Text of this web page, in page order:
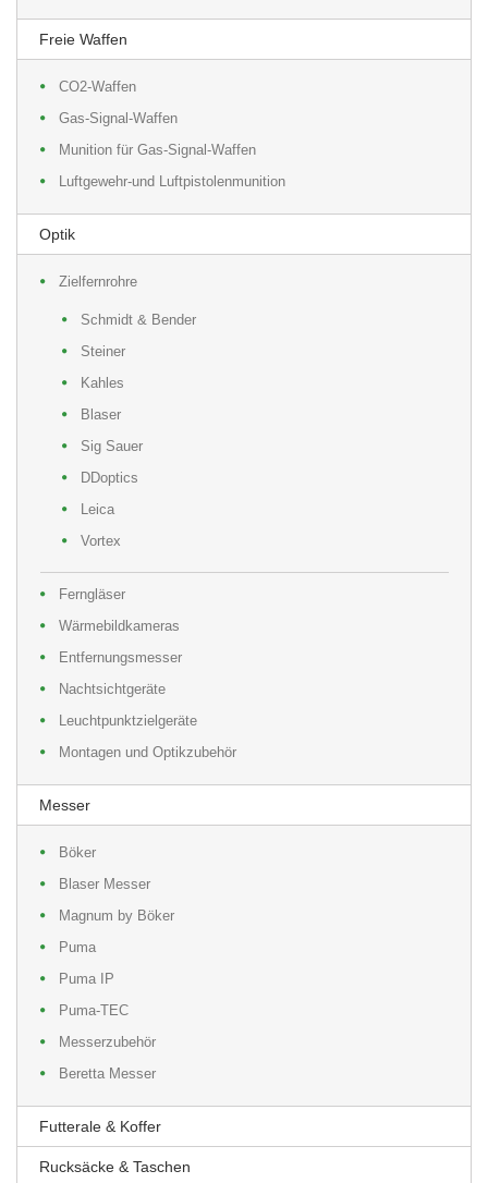
Freie Waffen
CO2-Waffen
Gas-Signal-Waffen
Munition für Gas-Signal-Waffen
Luftgewehr-und Luftpistolenmunition
Optik
Zielfernrohre
Schmidt & Bender
Steiner
Kahles
Blaser
Sig Sauer
DDoptics
Leica
Vortex
Ferngläser
Wärmebildkameras
Entfernungsmesser
Nachtsichtgeräte
Leuchtpunktzielgeräte
Montagen und Optikzubehör
Messer
Böker
Blaser Messer
Magnum by Böker
Puma
Puma IP
Puma-TEC
Messerzubehör
Beretta Messer
Futterale & Koffer
Rucksäcke & Taschen